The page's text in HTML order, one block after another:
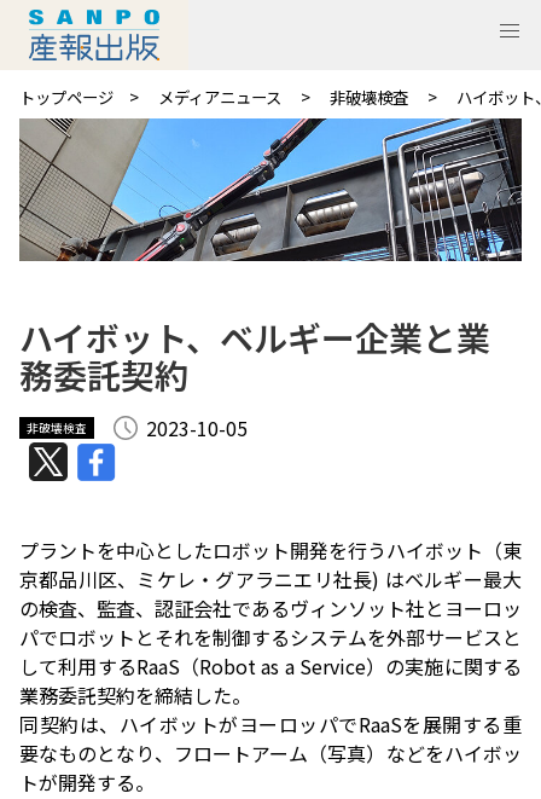
トップページ メディアニュース 非破壊検査 ハイボッ
ハイボット、ベルギー企業と業
務委託契約
非破壊検査 2023-10-05
プラントを中心としたロボット開発を行うハイボット（東
京都品川区、ミケレ・グアラニエリ社長) はベルギー最大
の検査、監査、認証会社であるヴィンソット社とヨーロッ
パでロボットとそれを制御するシステムを外部サービスと
して利用するRaaS（Robot as a Service）の実施に関する
業務委託契約を締結した。
同契約は、ハイボットがヨーロッパでRaaSを展開する重
要なものとなり、フロートアーム（写真）などをハイボッ
トが開発する。